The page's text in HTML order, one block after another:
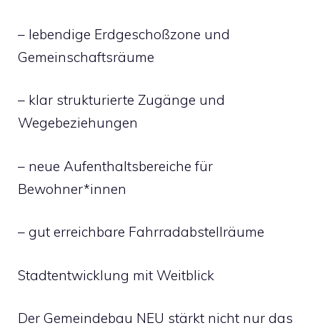
– lebendige Erdgeschoßzone und
Gemeinschaftsräume
– klar strukturierte Zugänge und
Wegebeziehungen
– neue Aufenthaltsbereiche für
Bewohner*innen
– gut erreichbare Fahrradabstellräume
Stadtentwicklung mit Weitblick
Der Gemeindebau NEU stärkt nicht nur das